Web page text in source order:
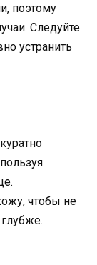
поэтому
Следуйте
устранить
чтобы не